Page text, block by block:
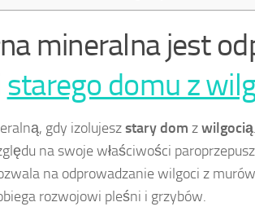
mineralna jest
starego domu z
gdy izolujeszstary dom zwilgocią
na swoje właściwości
na odprowadzanie wilgoci z
rozwojowi pleśni i grzybów.